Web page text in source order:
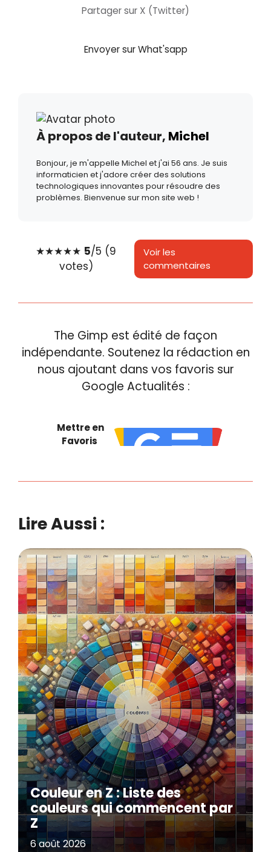
Partager sur X (Twitter)
Envoyer sur What'sapp
À propos de l'auteur, Michel
Bonjour, je m'appelle Michel et j'ai 56 ans. Je suis
informaticien et j'adore créer des solutions
technologiques innovantes pour résoudre des
problèmes. Bienvenue sur mon site web !
★★★★★ 5/5 (9
votes)
Voir les
commentaires
The Gimp est édité de façon
indépendante. Soutenez la rédaction en
nous ajoutant dans vos favoris sur
Google Actualités :
Mettre en
Favoris
Lire Aussi :
Couleur en Z : Liste des
couleurs qui commencent par
Z
6 août 2026